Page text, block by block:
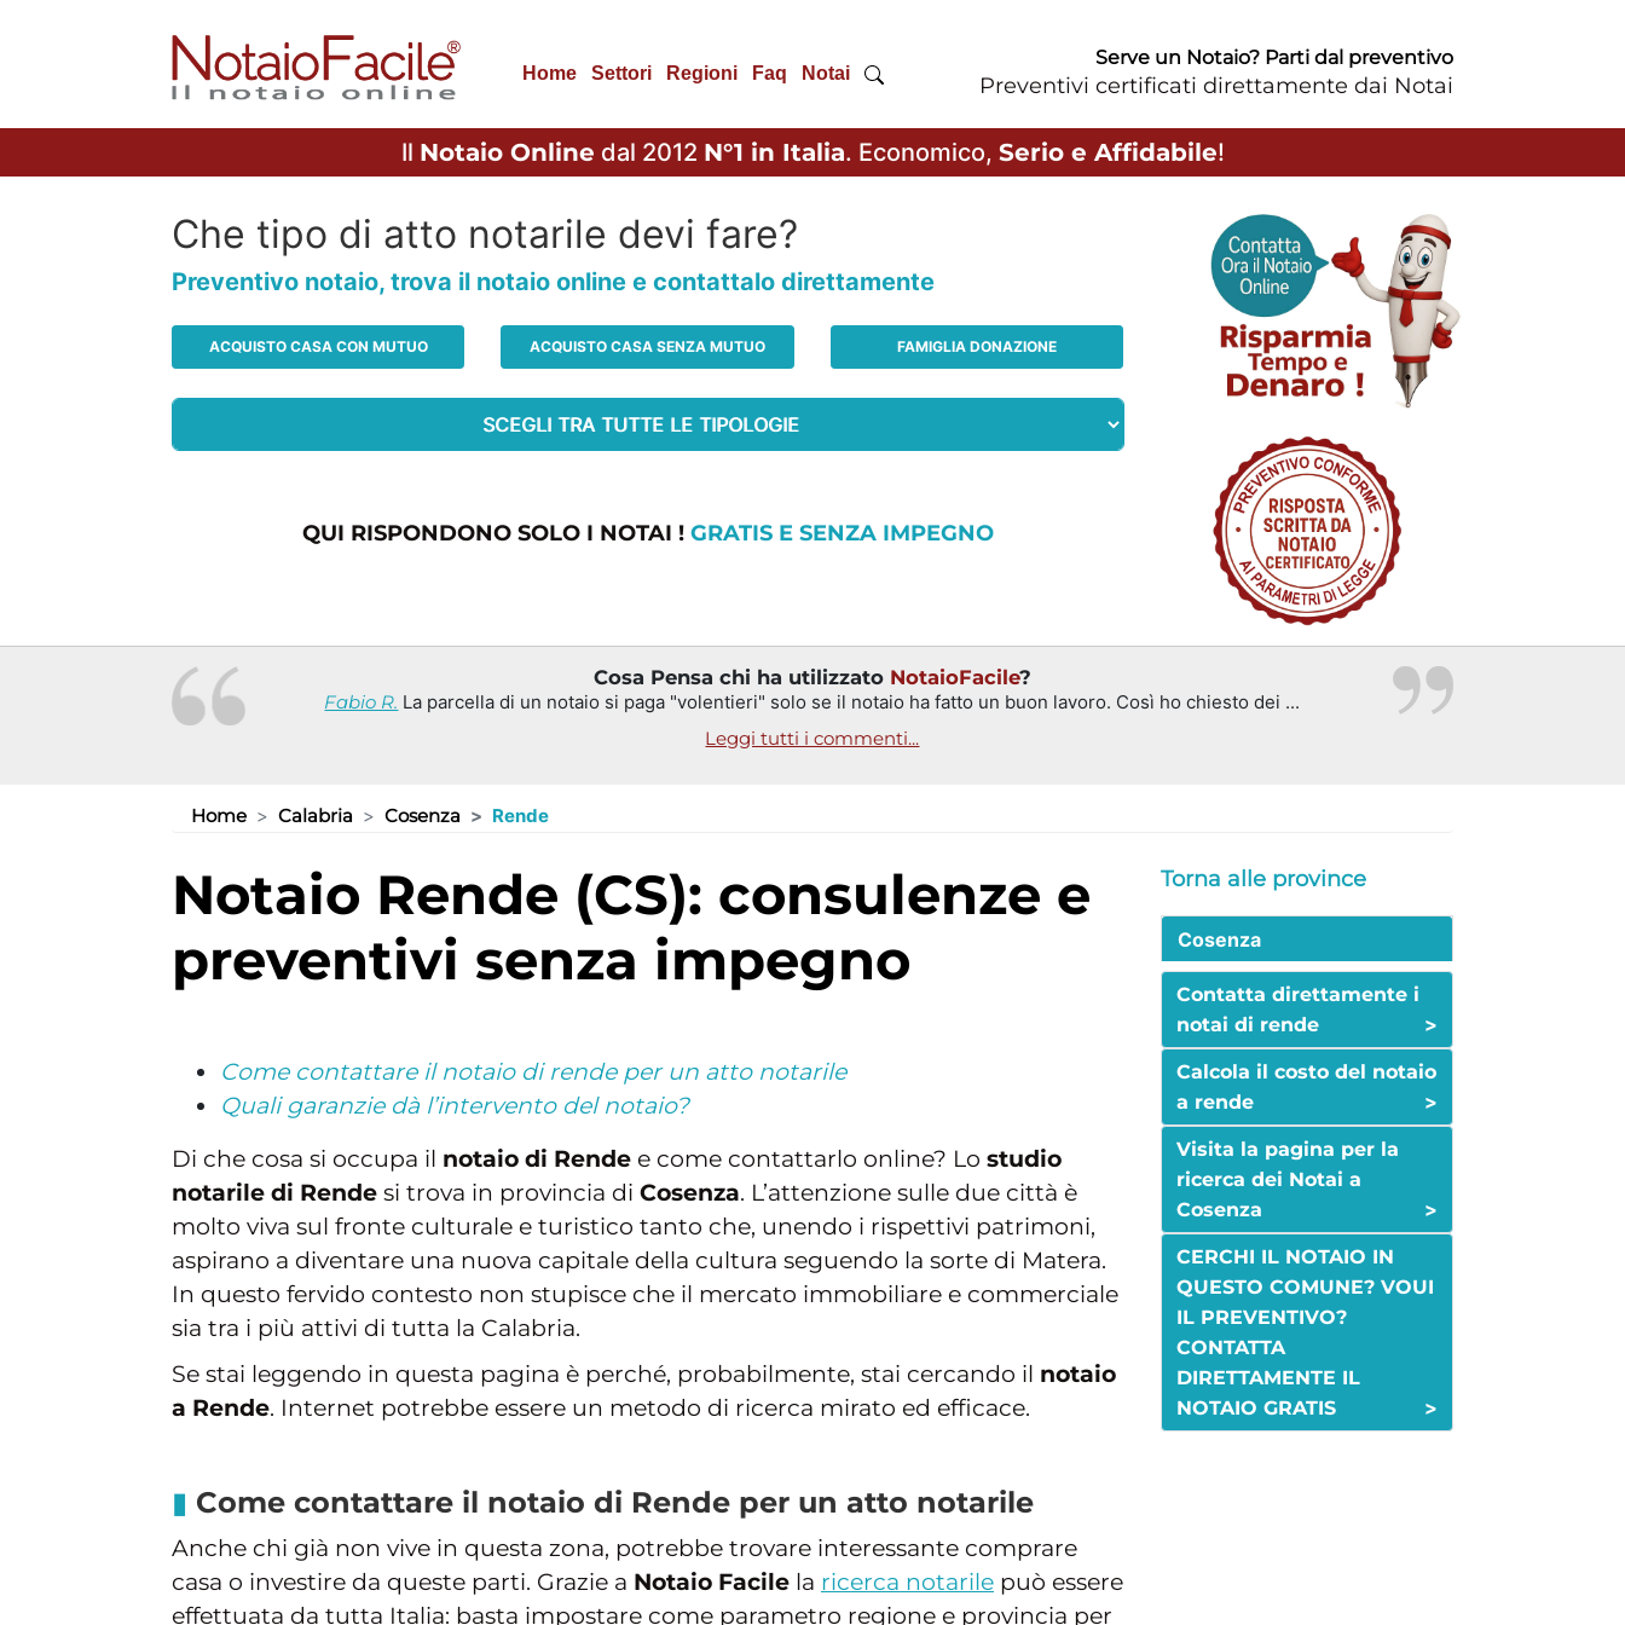
Home Settori Regioni Faq Notai
Serve un Notaio? Parti dal preventivo
Preventivi certificati direttamente dai Notai
Il Notaio Online dal 2012 N°1 in Italia. Economico, Serio e Affidabile!
Che tipo di atto notarile devi fare?
Preventivo notaio, trova il notaio online e contattalo direttamente
ACQUISTO CASA CON MUTUO ACQUISTO CASA SENZA MUTUO FAMIGLIA DONAZIONE
QUI RISPONDONO SOLO I NOTAI ! GRATIS E SENZA IMPEGNO
Cosa Pensa chi ha utilizzato NotaioFacile?
Fabio R. La parcella di un notaio si paga "volentieri" solo se il notaio ha fatto un buon lavoro. Così ho chiesto dei ...
Leggi tutti i commenti...
Home Calabria Cosenza Rende
Notaio Rende (CS): consulenze e
preventivi senza impegno
Come contattare il notaio di rende per un atto notarile
Quali garanzie dà l’intervento del notaio?
Di che cosa si occupa il notaio di Rende e come contattarlo online? Lo studio
notarile di Rende si trova in provincia di Cosenza. L’attenzione sulle due città è
molto viva sul fronte culturale e turistico tanto che, unendo i rispettivi patrimoni,
aspirano a diventare una nuova capitale della cultura seguendo la sorte di Matera.
In questo fervido contesto non stupisce che il mercato immobiliare e commerciale
sia tra i più attivi di tutta la Calabria.
Se stai leggendo in questa pagina è perché, probabilmente, stai cercando il notaio
a Rende. Internet potrebbe essere un metodo di ricerca mirato ed efficace.
Come contattare il notaio di Rende per un atto notarile
Anche chi già non vive in questa zona, potrebbe trovare interessante comprare
casa o investire da queste parti. Grazie a Notaio Facile la ricerca notarile può essere
effettuata da tutta Italia: basta impostare come parametro regione e provincia per
Torna alle province
Cosenza
Contatta direttamente i
notai di rende
>
Calcola il costo del notaio
a rende
>
Visita la pagina per la
ricerca dei Notai a
Cosenza
>
CERCHI IL NOTAIO IN
QUESTO COMUNE? VOUI
IL PREVENTIVO?
CONTATTA
DIRETTAMENTE IL
NOTAIO GRATIS
>